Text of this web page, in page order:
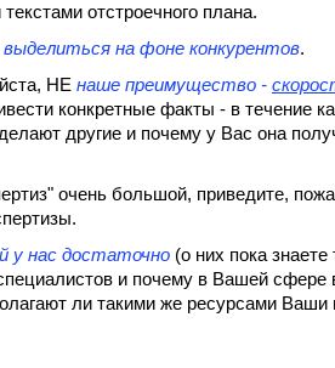
отстроечного плана.
выделиться на фоне конкурентов.
НЕ наше преимущество -
конкретные факты - в течение
другие и почему у Вас она
очень большой, приведите,
у нас достаточно (о них пока
и почему в Вашей
ли такими же ресурсами Ваши